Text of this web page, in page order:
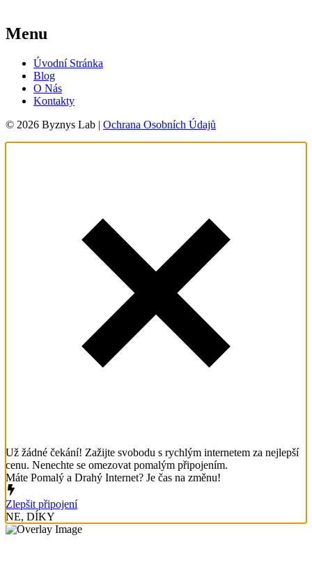
Menu
Úvodní Stránka
Blog
O Nás
Kontakty
© 2026 Byznys Lab | Ochrana Osobních Údajů
Už žádné čekání! Zažijte svobodu s rychlým internetem za nejlepší
cenu. Nenechte se omezovat pomalým připojením.
Máte Pomalý a Drahý Internet? Je čas na změnu!
Zlepšit připojení
NE, DÍKY